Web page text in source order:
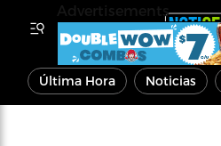
Última Hora Noticias
Advertisements